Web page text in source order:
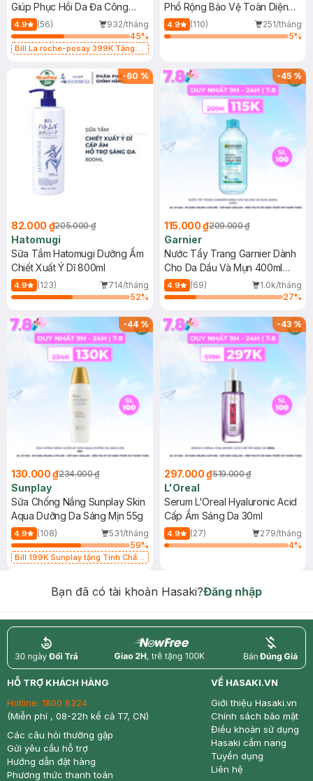
Giúp Phục Hồi Da Đa Công
Dụng 40ml
4.9 (56)
932/tháng
45%
Bill La roche-posay 399K Tặng
(SL có hạn)
Phổ Rộng Bảo Vệ Toàn Diện
40ml
4.9 (110)
251/tháng
5%
-60 %
82.000 ₫205.000 ₫
Hatomugi
Sữa Tắm Hatomugi Dưỡng Ẩm
Chiết Xuất Ý Dĩ 800ml
4.9 (123)
714/tháng
52%
-45%
115.000 ₫209.000 ₫
Garnier
Nước Tẩy Trang Garnier Dành
Cho Da Dầu Và Mụn 400ml
(Mới)
4.9 (69)
1.0k/tháng
27%
-44%
130.000 ₫234.000 ₫
Sunplay
Sữa Chống Nắng Sunplay Skin
Aqua Dưỡng Da Sáng Mịn 55g
4.9 (108)
531/tháng
59%
Bill 199K Sunplay tặng Tinh Chất
-43%
297.000 ₫519.000 ₫
L'Oreal
Serum L'Oreal Hyaluronic Acid
Cấp Ẩm Sáng Da 30ml
4.9 (27)
279/tháng
4%
Bạn đã có tài khoản Hasaki?Đăng nhập
return nowfree price
HỖ TRỢ KHÁCH HÀNG
Hotline: 1800 6324
(Miễn phí , 08-22h kể cả T7, CN)
Các câu hỏi thường gặp
Gửi yêu cầu hỗ trợ
Hướng dẫn đặt hàng
Phương thức thanh toán
VỀ HASAKI.VN
Giới thiệu Hasaki.vn
Chính sách bảo mật
Điều khoản sử dụng
Hasaki cẩm nang
Tuyển dụng
Liên hệ